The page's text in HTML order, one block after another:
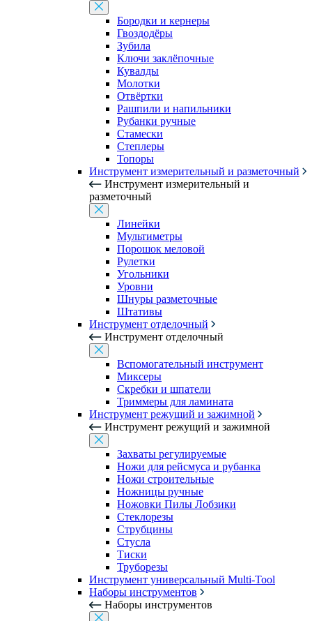
Бородки и кернеры
Гвоздодёры
Зубила
Ключи заклёпочные
Кувалды
Молотки
Отвёртки
Рашпили и напильники
Рубанки ручные
Стамески
Степлеры
Топоры
Инструмент измерительный и разметочный
Инструмент измерительный и
разметочный
Линейки
Мультиметры
Порошок меловой
Рулетки
Угольники
Уровни
Шнуры разметочные
Штативы
Инструмент отделочный
Инструмент отделочный
Вспомогательный инструмент
Миксеры
Скребки и шпатели
Триммеры для ламината
Инструмент режущий и зажимной
Инструмент режущий и зажимной
Захваты регулируемые
Ножи для рейсмуса и рубанка
Ножи строительные
Ножницы ручные
Ножовки Пилы Лобзики
Стеклорезы
Струбцины
Стусла
Тиски
Труборезы
Инструмент универсальный Multi-Tool
Наборы инструментов
Наборы инструментов